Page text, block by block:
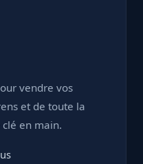
vendre vos
et de toute la
clé en main.